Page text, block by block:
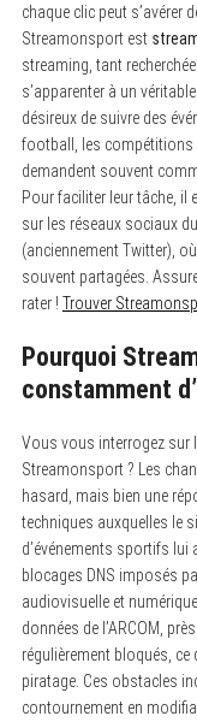
chaque clic peut s’avérer
Streamonsport est
streaming, tant
s’apparenter à un
désireux de suivre des
football, les compétitions
demandent souvent
Pour faciliter leur tâche, il
sur les réseaux sociaux
(anciennement Twitter),
souvent partagées.
rater ! Trouver
Pourquoi
constamment
Vous vous interrogez sur
Streamonsport ? Les
hasard, mais bien une
techniques auxquelles le
d’événements sportifs lui
blocages DNS imposés
audiovisuelle et
données de l’ARCOM,
régulièrement bloqués, ce
piratage. Ces obstacles
contournement en